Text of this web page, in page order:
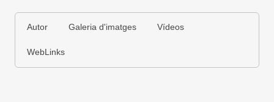
Autor Galeria d'imatges Vídeos
WebLinks